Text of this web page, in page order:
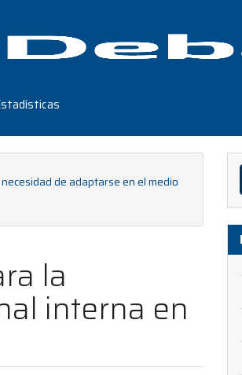
de adaptarse en el medio
la
interna en